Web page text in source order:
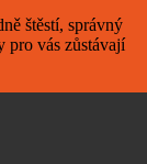
štěstí, správný
pro vás zůstávají